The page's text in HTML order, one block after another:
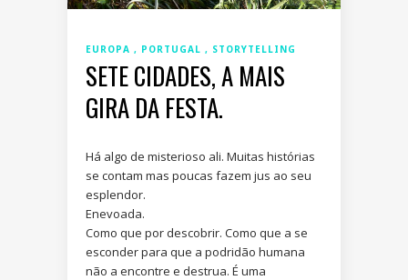
EUROPA PORTUGAL STORYTELLING
SETE CIDADES, A MAIS
GIRA DA FESTA.
Há algo de misterioso ali. Muitas histórias
se contam mas poucas fazem jus ao seu
esplendor.
Enevoada.
Como que por descobrir. Como que a se
esconder para que a podridão humana
não a encontre e destrua. É uma